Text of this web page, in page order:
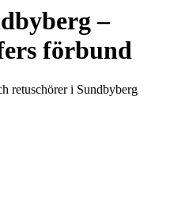
–
förbund
retuschörer i Sundbyberg